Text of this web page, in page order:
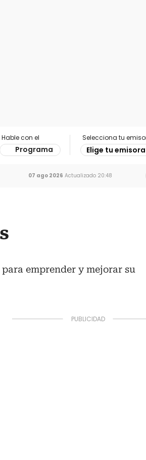
Hable con el
Programa
Selecciona tu
Elige tu emisora
07 ago 2026 Actualizado 20:48
emprender y mejorar su